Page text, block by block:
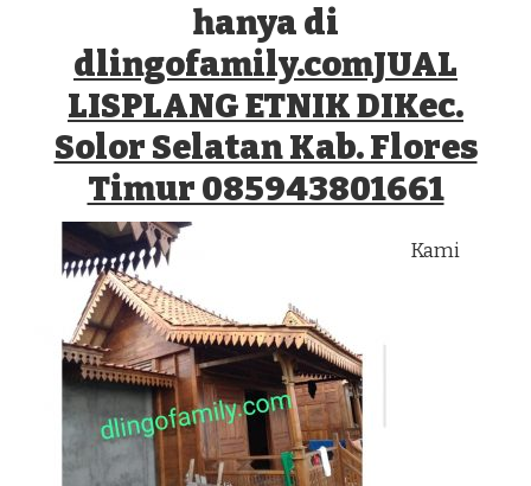
SELATAN
KAB.
FLORES
TIMUR
085943801661
hanya di
dlingofamily.comJUAL
LISPLANG ETNIK DIKec.
Solor Selatan Kab. Flores
Timur 085943801661
Kami